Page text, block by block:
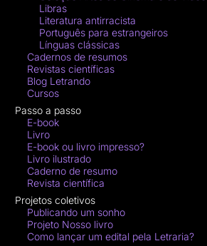
Libras
Literatura antirracista
Português para estrangeiros
Línguas clássicas
Cadernos de resumos
Revistas científicas
Blog Letrando
Cursos
Passo a passo
E-book
Livro
E-book ou livro impresso?
Livro ilustrado
Caderno de resumo
Revista científica
Projetos coletivos
Publicando um sonho
Projeto Nosso livro
Como lançar um edital pela Letraria?